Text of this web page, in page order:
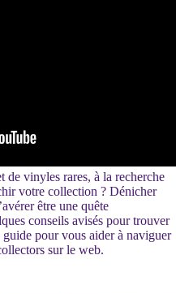
de vinyles rares, à la recherche
votre collection ? Dénicher
être une quête
conseils avisés pour trouver
pour vous aider à naviguer
sur le web.